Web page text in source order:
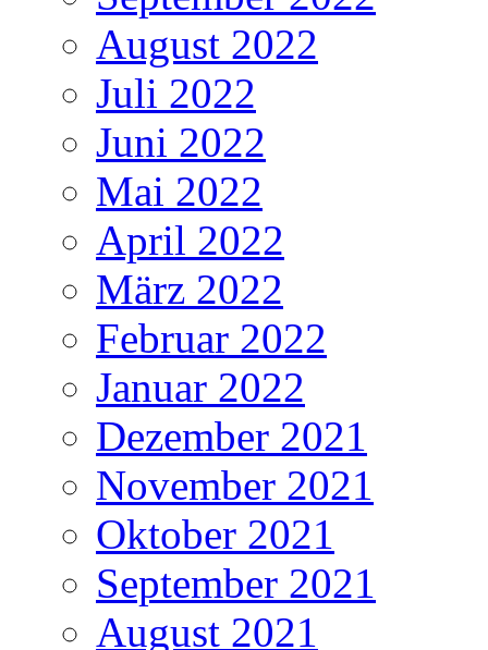
August 2022
Juli 2022
Juni 2022
Mai 2022
April 2022
März 2022
Februar 2022
Januar 2022
Dezember 2021
November 2021
Oktober 2021
September 2021
August 2021